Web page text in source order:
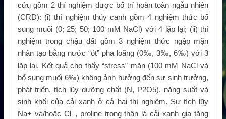
cứu gồm 2 thí nghiệm được bố trí hoàn toàn ngẫu nhiên
(CRD): (i) thí nghiệm thủy canh gồm 4 nghiệm thức bổ
sung muối (0; 25; 50; 100 mM NaCl) với 4 lặp lại; (ii) thí
nghiệm trong chậu đất gồm 3 nghiệm thức ngập mặn
nhân tạo bằng nước “ót” pha loãng (0‰, 3‰, 6‰) với 3
lặp lại. Kết quả cho thấy “stress” mặn (100 mM NaCl và
bổ sung muối 6‰) không ảnh hưởng đến sự sinh trưởng,
phát triển, tích lũy dưỡng chất (N, P2O5), năng suất và
sinh khối của cải xanh ở cả hai thí nghiệm. Sự tích lũy
Na+ và/hoặc Cl–, proline trong thân lá cải xanh gia tăng